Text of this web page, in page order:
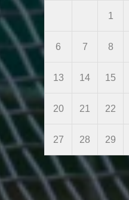
1
6 7 8
13 14 15
20 21 22
27 28 29